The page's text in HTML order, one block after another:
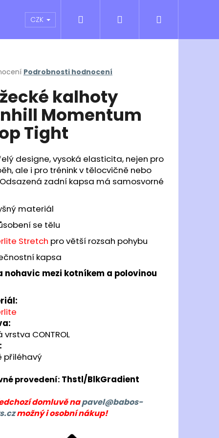
sporty Outlet Obchodní podmínky
CZK Přihlášení
Podrobnosti hodnocení
kalhoty
Momentum
Tight
designe, vysoká elasticita, nejen pro
ale i pro trénink v tělocvičně nebo
zadní kapsa má samosvorné
materiál
se tělu
Stretch pro větší rozsah pohybu
kapsa
nohavic mezi kotníkem a polovinou
vrstva CONTROL
přiléhavý
provedení: Thstl/BlkGradient
domluvě napavel@babos-
možný i osobní nákup!
HISPALIS LADY